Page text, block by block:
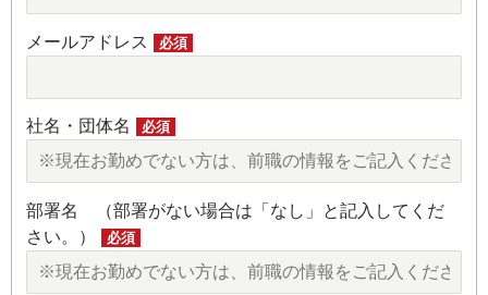
メールアドレス 必須
社名・団体名 必須
部署名 （部署がない場合は「なし」と記入してくだ
さい。）
必須